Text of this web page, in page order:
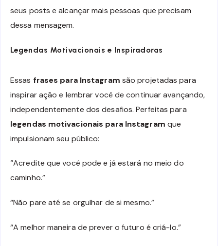
seus posts e alcançar mais pessoas que precisam
dessa mensagem.
Legendas Motivacionais e Inspiradoras
Essas frases para Instagram são projetadas para
inspirar ação e lembrar você de continuar avançando,
independentemente dos desafios. Perfeitas para
legendas motivacionais para Instagram que
impulsionam seu público:
“Acredite que você pode e já estará no meio do
caminho.”
“Não pare até se orgulhar de si mesmo.”
“A melhor maneira de prever o futuro é criá-lo.”